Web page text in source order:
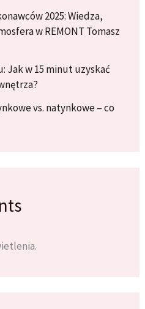
2025: Wiedza,
w REMONT Tomasz
Jak w 15 minut uzyskać
vs. natynkowe – co